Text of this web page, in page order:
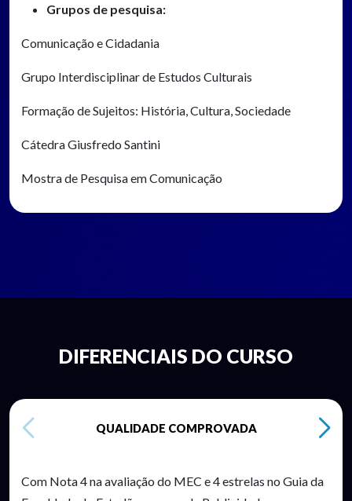
Grupos de pesquisa:
Comunicação e Cidadania
Grupo Interdisciplinar de Estudos Culturais
Formação de Sujeitos: História, Cultura, Sociedade
Cátedra Giusfredo Santini
Mostra de Pesquisa em Comunicação
DIFERENCIAIS DO CURSO
QUALIDADE COMPROVADA
Com Nota 4 na avaliação do MEC e 4 estrelas no Guia da